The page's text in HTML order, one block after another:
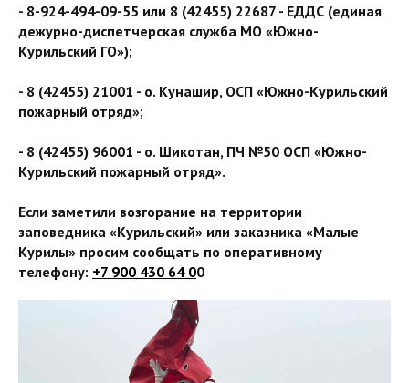
- 8-924-494-09-55 или 8 (42455) 22687 - ЕДДС (единая
дежурно-диспетчерская служба МО «Южно-
Курильский ГО»);
- 8 (42455) 21001 - о. Кунашир, ОСП «Южно-Курильский
пожарный отряд»;
- 8 (42455) 96001 - о. Шикотан, ПЧ №50 ОСП «Южно-
Курильский пожарный отряд».
Если заметили возгорание на территории
заповедника «Курильский» или заказника «Малые
Курилы» просим сообщать по оперативному
телефону: +7 900 430 64 00